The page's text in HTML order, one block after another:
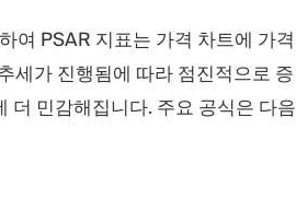
여 PSAR 지표는 가격 차트에 가격
세가 진행됨에 따라 점진적으로 증
더 민감해집니다. 주요 공식은 다음